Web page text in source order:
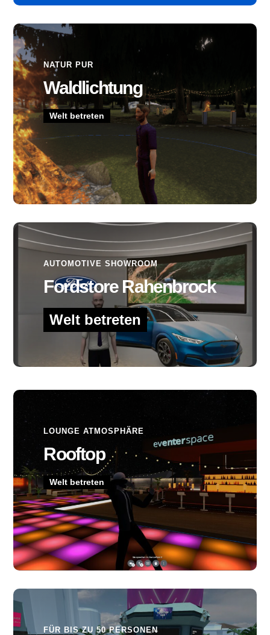
NATUR PUR
Waldlichtung
Welt betreten
AUTOMOTIVE SHOWROOM
Fordstore Rahenbrock
Welt betreten
LOUNGE ATMOSPHÄRE
Rooftop
Welt betreten
FÜR BIS ZU 50 PERSONEN